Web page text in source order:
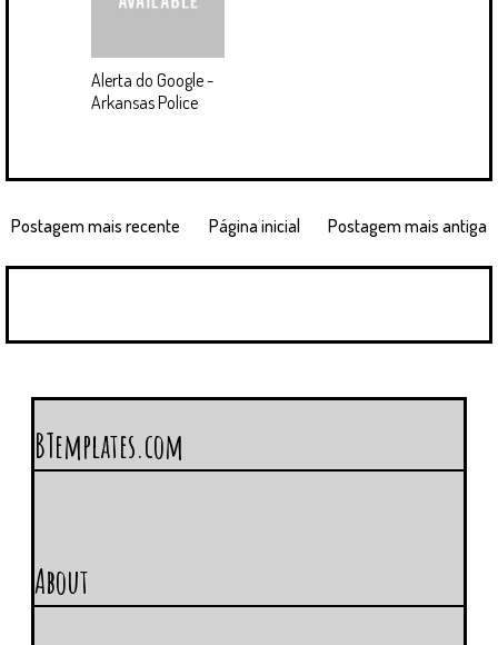
Alerta do Google -
Arkansas Police
Postagem mais recente Postagem mais antiga
Página inicial
BTemplates.com
About